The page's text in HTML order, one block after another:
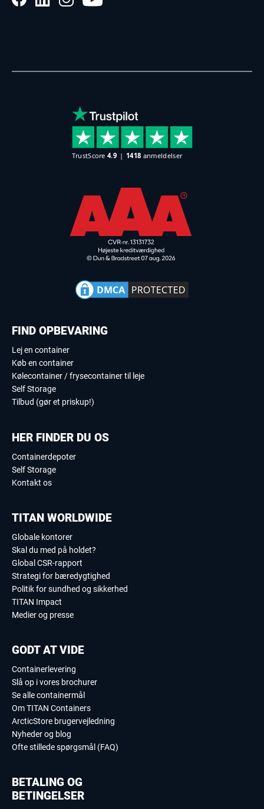
FIND OPBEVARING
Lej en container
Køb en container
Kølecontainer / frysecontainer til leje
Self Storage
Tilbud (gør et priskup!)
HER FINDER DU OS
Containerdepoter
Self Storage
Kontakt os
TITAN WORLDWIDE
Globale kontorer
Skal du med på holdet?
Global CSR-rapport
Strategi for bæredygtighed
Politik for sundhed og sikkerhed
TITAN Impact
Medier og presse
GODT AT VIDE
Containerlevering
Slå op i vores brochurer
Se alle containermål
Om TITAN Containers
ArcticStore brugervejledning
Nyheder og blog
Ofte stillede spørgsmål (FAQ)
BETALING OG
BETINGELSER